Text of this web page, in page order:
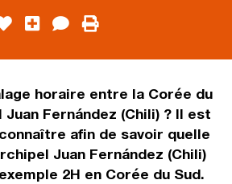
horaire entre la Corée du
Fernández (Chili) ? Il est
afin de savoir quelle
Juan Fernández (Chili)
2H en Corée du Sud.